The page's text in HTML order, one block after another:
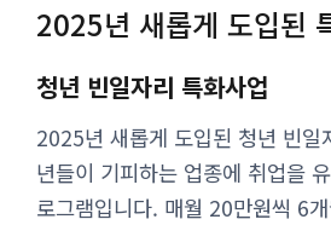
2025년 새롭게 도입된
청년 빈일자리 특화사업
2025년 새롭게 도입된 청년 빈일
년들이 기피하는 업종에 취업을
로그램입니다. 매월 20만원씩 6